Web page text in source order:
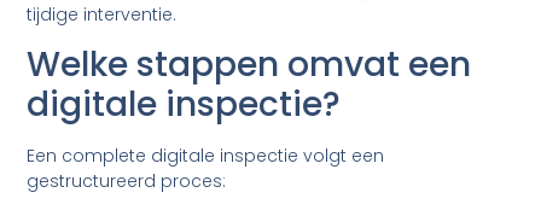
tijdige interventie.
Welke stappen omvat een
digitale inspectie?
Een complete digitale inspectie volgt een
gestructureerd proces: